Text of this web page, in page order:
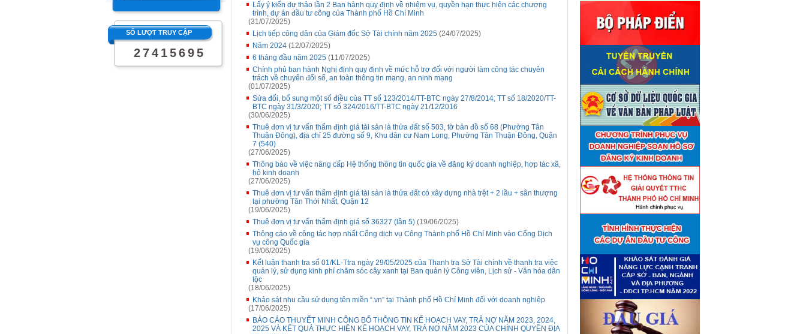
SỐ LƯỢT TRUY CẬP
2 7 4 1 5 6 9 5
Lấy ý kiến dự thảo lần 2 Ban hành quy định về nhiệm vụ, quyền hạn thực hiện các chương
trình, dự án đầu tư công của Thành phố Hồ Chí Minh
(31/07/2025)
Lịch tiếp công dân của Giám đốc Sở Tài chính năm 2025 (24/07/2025)
Năm 2024 (12/07/2025)
6 tháng đầu năm 2025 (11/07/2025)
Chính phủ ban hành Nghị định quy định về mức hỗ trợ đối với người làm công tác chuyên
trách về chuyển đổi số, an toàn thông tin mạng, an ninh mạng
(01/07/2025)
Sửa đổi, bổ sung một số điều của TT số 123/2014/TT-BTC ngày 27/8/2014; TT số 18/2020/TT-
BTC ngày 31/3/2020; TT số 324/2016/TT-BTC ngày 21/12/2016
(30/06/2025)
Thuê đơn vị tư vấn thẩm định giá tài sản là thửa đất số 503, tờ bản đồ số 68 (Phường Tân
Thuận Đông), địa chỉ 25 đường số 9, Khu dân cư Nam Long, Phường Tân Thuận Đông, Quận
7 (540)
(27/06/2025)
Thông báo về việc nâng cấp Hệ thống thông tin quốc gia về đăng ký doanh nghiệp, hợp tác xã,
hộ kinh doanh
(27/06/2025)
Thuê đơn vị tư vấn thẩm định giá tài sản là thửa đất có xây dựng nhà trệt + 2 lầu + sân thượng
tại phường Tân Thới Nhất, Quận 12
(19/06/2025)
Thuê đơn vị tư vấn thẩm định giá số 36327 (lần 5) (19/06/2025)
Thông cáo về công tác hợp nhất Cổng dịch vụ Công Thành phố Hồ Chí Minh vào Cổng Dịch
vụ công Quốc gia
(19/06/2025)
Kết luận thanh tra số 01/KL-Ttra ngày 29/05/2025 của Thanh tra Sở Tài chính về thanh tra việc
quản lý, sử dụng kinh phí chăm sóc cây xanh tại Ban quản lý Công viên, Lịch sử - Văn hóa dân
tộc
(18/06/2025)
Khảo sát nhu cầu sử dụng tên miền “.vn” tại Thành phố Hồ Chí Minh đối với doanh nghiệp
(17/06/2025)
BÁO CÁO THUYẾT MINH CÔNG BỐ THÔNG TIN KẾ HOẠCH VAY, TRẢ NỢ NĂM 2023, 2024,
2025 VÀ KẾT QUẢ THỰC HIỆN KẾ HOẠCH VAY, TRẢ NỢ NĂM 2023 CỦA CHÍNH QUYỀN ĐỊA
Thuê đơn vị tư vấn thẩm định
giá tài sản theo 09 Yêu cầu
định giá tài sản (04/08)
■ Quyết định số 4489/QĐ-
UBND ngày 21 tháng 7 năm
2026 của Ủy ban nhân dân
Thành phố về việc công bố
danh mục thủ tục hành chính
bị bãi bỏ lĩnh vực Công nghệ
thông tin thuộc phạm vi chức
năng quản lý của Sở Tài
chính (27/07)